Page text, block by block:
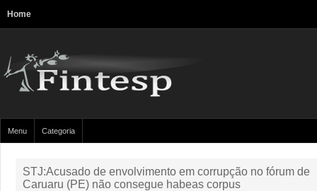
Home
Menu Categoria
STJ:Acusado de envolvimento em corrupção no fórum de
Caruaru (PE) não consegue habeas corpus